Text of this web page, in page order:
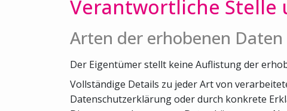
Verantwortliche Stelle
Arten der erhobenen Daten
Der Eigentümer stellt keine Auflistung der
Vollständige Details zu jeder Art von
Datenschutzerklärung oder durch konkrete